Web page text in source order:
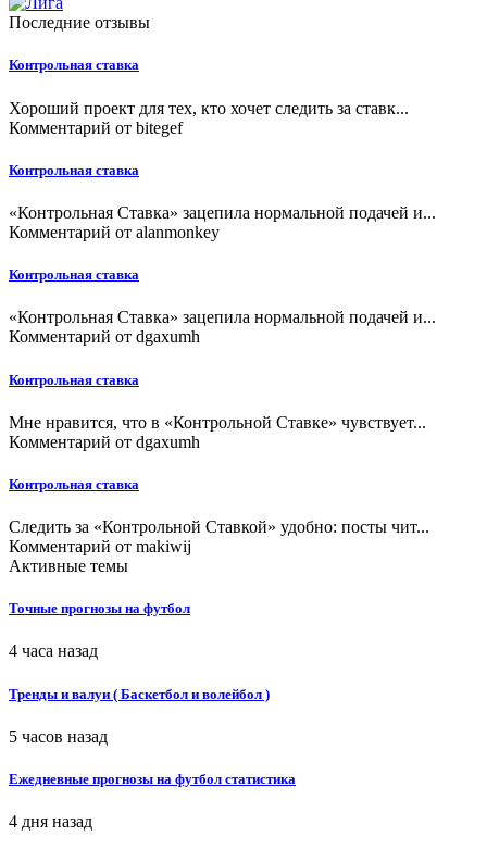
Последние отзывы
Контрольная ставка
Хороший проект для тех, кто хочет следить за ставк...
Комментарий от bitegef
Контрольная ставка
«Контрольная Ставка» зацепила нормальной подачей и...
Комментарий от alanmonkey
Контрольная ставка
«Контрольная Ставка» зацепила нормальной подачей и...
Комментарий от dgaxumh
Контрольная ставка
Мне нравится, что в «Контрольной Ставке» чувствует...
Комментарий от dgaxumh
Контрольная ставка
Следить за «Контрольной Ставкой» удобно: посты чит...
Комментарий от makiwij
Активные темы
Точные прогнозы на футбол
4 часа назад
Тренды и валуи ( Баскетбол и волейбол )
5 часов назад
Ежедневные прогнозы на футбол статистика
4 дня назад